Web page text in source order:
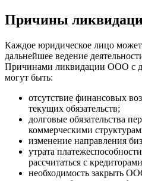
Причины
Каждое юридическое лицо может
дальнейшее ведение
Причинами ликвидации ООО с
могут быть:
отсутствие финансовых
текущих обязательств;
долговые обязательства
коммерческими
изменение направления
утрата
рассчитаться с
необходимость закрыть